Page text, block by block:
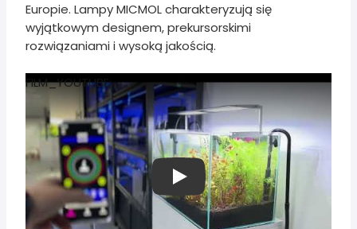
Europie. Lampy MICMOL charakteryzują się
wyjątkowym designem, prekursorskimi
rozwiązaniami i wysoką jakością.
FILM_YOUTUBE;
Play